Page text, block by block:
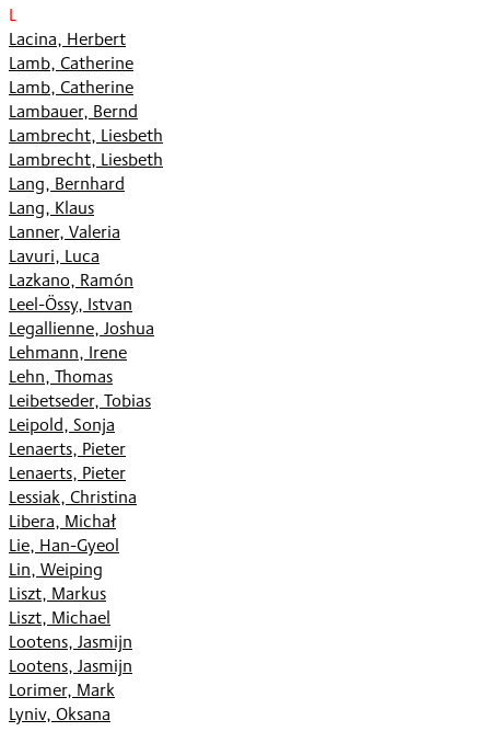
L
Lacina, Herbert
Lamb, Catherine
Lamb, Catherine
Lambauer, Bernd
Lambrecht, Liesbeth
Lambrecht, Liesbeth
Lang, Bernhard
Lang, Klaus
Lanner, Valeria
Lavuri, Luca
Lazkano, Ramón
Leel-Össy, Istvan
Legallienne, Joshua
Lehmann, Irene
Lehn, Thomas
Leibetseder, Tobias
Leipold, Sonja
Lenaerts, Pieter
Lenaerts, Pieter
Lessiak, Christina
Libera, Michał
Lie, Han-Gyeol
Lin, Weiping
Liszt, Markus
Liszt, Michael
Lootens, Jasmijn
Lootens, Jasmijn
Lorimer, Mark
Lyniv, Oksana